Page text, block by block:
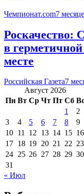
Чемпионат.com7
Роскачество:
в
месте
Российская Газета7
Август 2026
Пн Вт Ср Чт Пт Сб
1
2
3
4 5 6 7 8
9
10 11 12 13 14 15 16
17 18 19 20 21 22 23
24 25 26 27 28 29 30
31
« Июл